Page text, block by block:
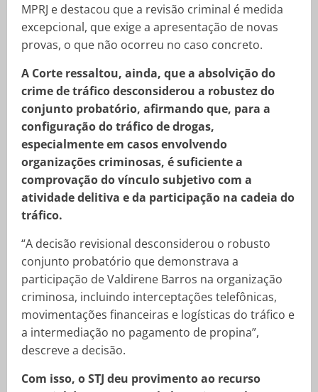
MPRJ e destacou que a revisão criminal é medida
excepcional, que exige a apresentação de novas
provas, o que não ocorreu no caso concreto.
A Corte ressaltou, ainda, que a absolvição do
crime de tráfico desconsiderou a robustez do
conjunto probatório, afirmando que, para a
configuração do tráfico de drogas,
especialmente em casos envolvendo
organizações criminosas, é suficiente a
comprovação do vínculo subjetivo com a
atividade delitiva e da participação na cadeia do
tráfico.
“A decisão revisional desconsiderou o robusto
conjunto probatório que demonstrava a
participação de Valdirene Barros na organização
criminosa, incluindo interceptações telefônicas,
movimentações financeiras e logísticas do tráfico e
a intermediação no pagamento de propina”,
descreve a decisão.
Com isso, o STJ deu provimento ao recurso